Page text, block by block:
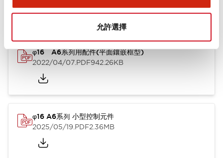
允許選擇
型錄和宣傳手冊 CAD檔 認證與標準 技術文件
φ16 A6系列用配件(平面鑲嵌框型)
2022/04/07.PDF942.26KB
φ16 A6系列 小型控制元件
2025/05/19.PDF2.36MB